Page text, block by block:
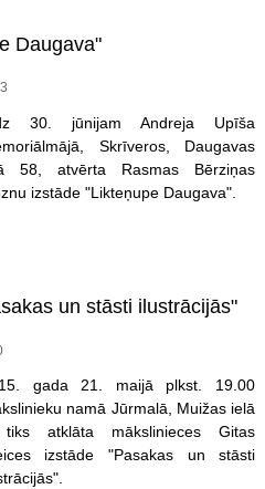
Daugava"
30. jūnijam Andreja Upīša
Skrīveros, Daugavas
58, atvērta Rasmas Bērziņas
izstāde "Likteņupe Daugava".
un stāsti ilustrācijās"
gada 21. maijā plkst. 19.00
namā Jūrmalā, Muižas ielā
atklāta mākslinieces Gitas
izstāde "Pasakas un stāsti